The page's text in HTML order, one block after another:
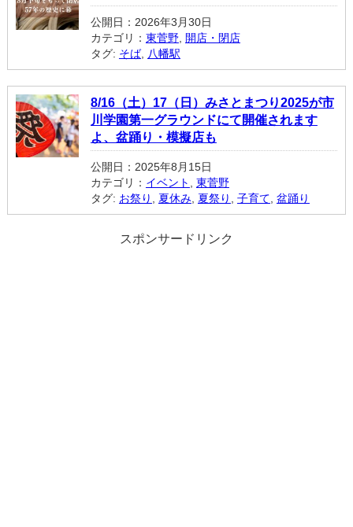
公開日：2026年3月30日
カテゴリ： 東菅野, 開店・閉店
タグ: そば, 八幡駅
8/16（土）17（日）みさとまつり2025が市
川学園第一グラウンドにて開催されます
よ、盆踊り・模擬店も
公開日：2025年8月15日
カテゴリ： イベント
東菅野
タグ: お祭り 夏休み, 夏祭り 子育て 盆踊り
スポンサードリンク